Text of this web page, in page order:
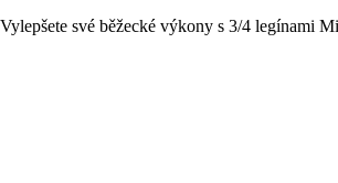
Vylepšete své běžecké výkony s 3/4 legínami